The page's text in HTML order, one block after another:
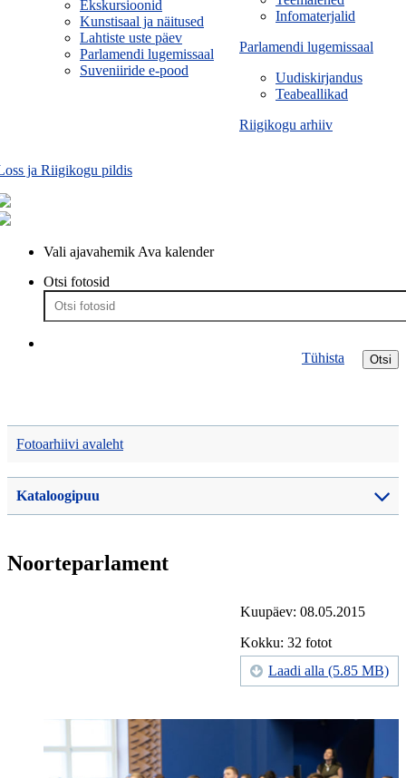
Infomaterjalid
Parlamendi lugemissaal
Uudiskirjandus
Teabeallikad
Riigikogu arhiiv
Ekskursioonid
Kunstisaal ja näitused
Lahtiste uste päev
Parlamendi lugemissaal
Suveniiride e-pood
ja Riigikogu pildis
Vali ajavahemik Ava kalender
Otsi fotosid
Otsi
Tühista
Fotoarhiivi avaleht
Kataloogipuu
Noorteparlament
Kuupäev: 08.05.2015
Kokku: 32 fotot
Laadi alla (5.85 MB)